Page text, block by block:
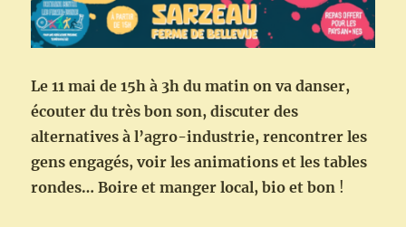
Le 11 mai de 15h à 3h du matin on va danser,
écouter du très bon son, discuter des
alternatives à l’agro-industrie, rencontrer les
gens engagés, voir les animations et les tables
rondes… Boire et manger local, bio et bon !